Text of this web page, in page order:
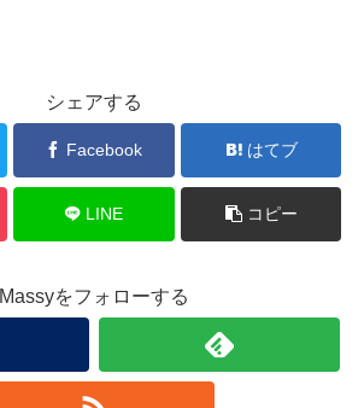
シェアする
Facebook はてブ
LINE コピー
Massyをフォローする